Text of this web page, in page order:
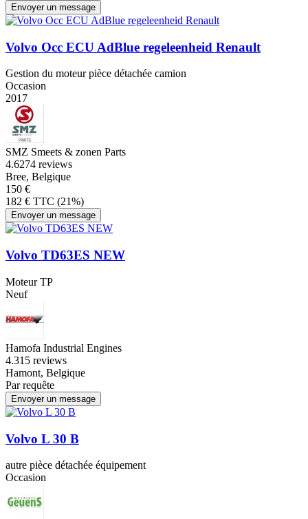
Envoyer un message
Volvo Occ ECU AdBlue regeleenheid Renault
Gestion du moteur pièce détachée camion
Occasion
2017
SMZ Smeets & zonen Parts
4.6274 reviews
Bree, Belgique
150 €
182 € TTC (21%)
Envoyer un message
Volvo TD63ES NEW
Moteur TP
Neuf
Hamofa Industrial Engines
4.315 reviews
Hamont, Belgique
Par requête
Envoyer un message
Volvo L 30 B
autre pièce détachée équipement
Occasion